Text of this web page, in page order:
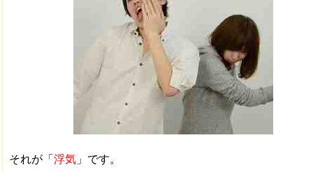
それが「 浮気」です。